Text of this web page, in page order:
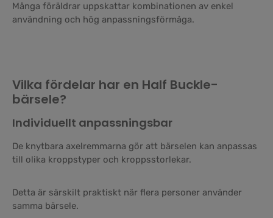
Många föräldrar uppskattar kombinationen av enkel
användning och hög anpassningsförmåga.
Vilka fördelar har en Half Buckle-
bärsele?
Individuellt anpassningsbar
De knytbara axelremmarna gör att bärselen kan anpassas
till olika kroppstyper och kroppsstorlekar.
Detta är särskilt praktiskt när flera personer använder
samma bärsele.